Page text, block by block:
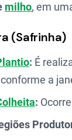
milho, em
(Safrinha)
: É
a
: